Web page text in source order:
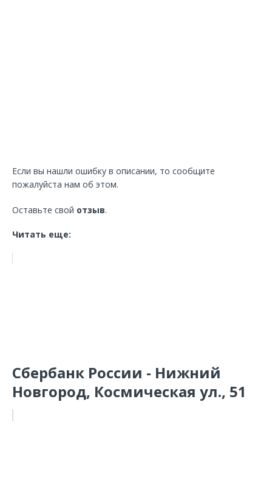
Если вы нашли ошибку в описании, то сообщите
пожалуйста нам об этом.
Оставьте свой отзыв.
Читать еще:
Сбербанк России - Нижний
Новгород, Космическая ул., 51